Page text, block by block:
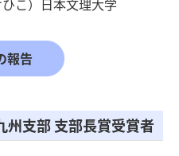
報告
州支部 支部⻑賞受賞者